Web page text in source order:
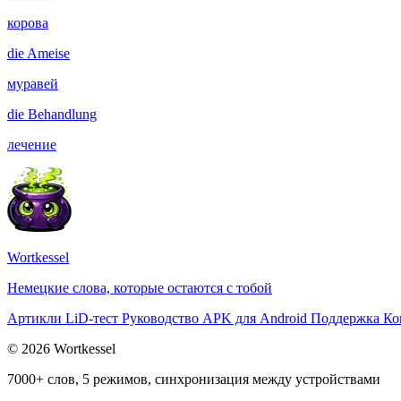
корова
die Ameise
муравей
die Behandlung
лечение
Wortkessel
Немецкие слова, которые остаются с тобой
Артикли LiD-тест Руководство APK для Android Поддержка
© 2026 Wortkessel
7000+ слов, 5 режимов, синхронизация между устройствами